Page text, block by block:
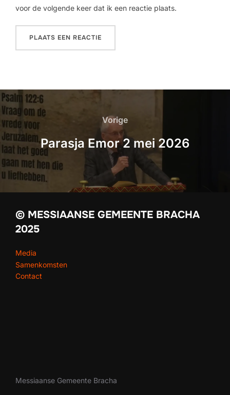
voor de volgende keer dat ik een reactie plaats.
Vorige
Parasja Emor 2 mei 2026
© MESSIAANSE GEMEENTE BRACHA
2025
Media
Samenkomsten
Contact
Messiaanse Gemeente Bracha